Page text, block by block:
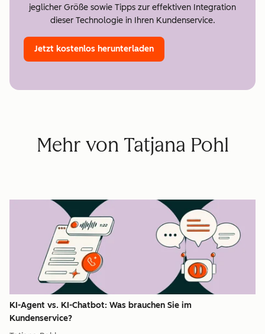
jeglicher Größe sowie Tipps zur effektiven Integration
dieser Technologie in Ihren Kundenservice.
Jetzt kostenlos herunterladen
Mehr von Tatjana Pohl
KI-Agent vs. KI-Chatbot: Was brauchen Sie im
Kundenservice?